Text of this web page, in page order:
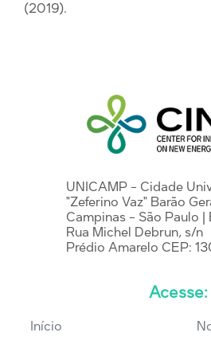
(2019).
UNICAMP - Cidade
"Zeferino Vaz" Barão
Campinas - São Paulo |
Rua Michel Debrun, s/n
Prédio Amarelo CEP:
Acesse:
Início